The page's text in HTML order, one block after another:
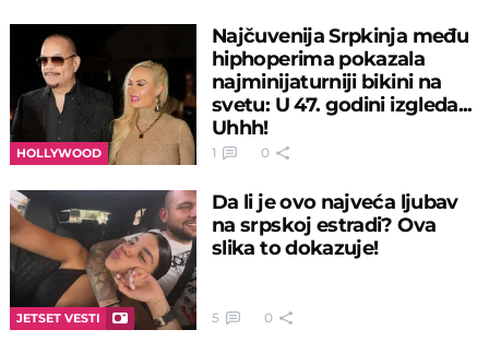
HOLLYWOOD
Najčuvenija Srpkinja među
hiphoperima pokazala
najminijaturniji bikini na
svetu: U 47. godini izgleda...
Uhhh!
1 0
JETSET VESTI
Da li je ovo najveća ljubav
na srpskoj estradi? Ova
slika to dokazuje!
5 0